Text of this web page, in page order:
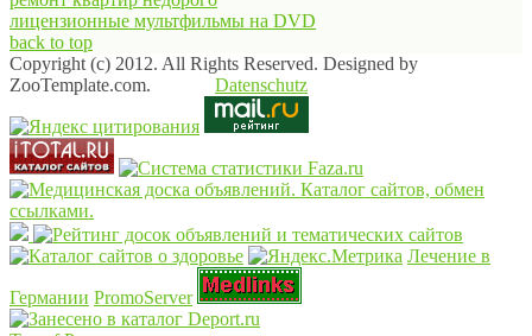
лицензионные мультфильмы на DVD
back to top
Copyright (c) 2012. All Rights Reserved. Designed by
ZooTemplate.com.
Datenschutz
Лечение в
Германии PromoServer